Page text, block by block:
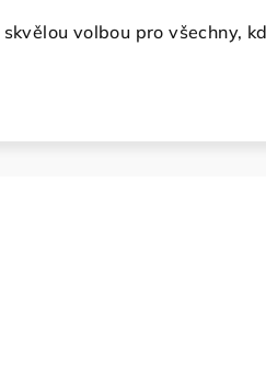
volbou pro všechny,